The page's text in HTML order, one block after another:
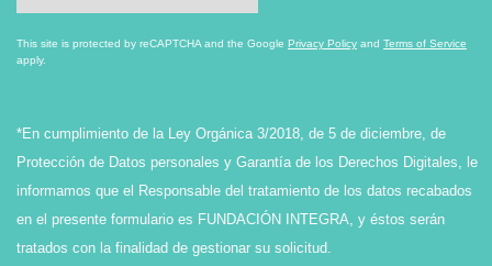
This site is protected by reCAPTCHA and the Google Privacy Policy and Terms of Service
apply.
*En cumplimiento de la Ley Orgánica 3/2018, de 5 de diciembre, de
Protección de Datos personales y Garantía de los Derechos Digitales, le
informamos que el Responsable del tratamiento de los datos recabados
en el presente formulario es FUNDACIÓN INTEGRA, y éstos serán
tratados con la finalidad de gestionar su solicitud.